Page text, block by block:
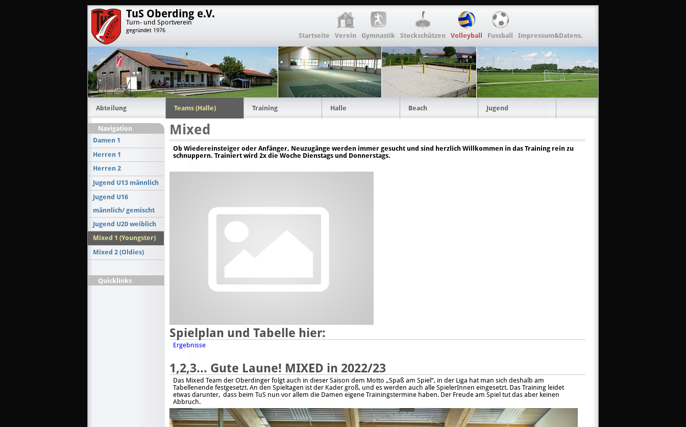
TuS Oberding e.V.
Turn- und Sportverein
gegründet 1976
Startseite Verein Gymnastik Stockschützen Volleyball Fussball Impressum&Datens.
Abteilung Teams (Halle) Training Halle Beach Jugend
Navigation
Damen 1
Herren 1
Herren 2
Jugend U13 männlich
Jugend U16
männlich/ gemischt
Jugend U20 weiblich
Mixed 1 (Youngster)
Mixed 2 (Oldies)
Quicklinks
Mixed
Ob Wiedereinsteiger oder Anfänger, Neuzugänge werden immer gesucht und sind herzlich Willkommen in das Training rein zu
schnuppern. Trainiert wird 2x die Woche Dienstags und Donnerstags.
Spielplan und Tabelle hier:
Ergebnisse
1,2,3... Gute Laune! MIXED in 2022/23
Das Mixed Team der Oberdinger folgt auch in dieser Saison dem Motto „Spaß am Spiel“, in der Liga hat man sich deshalb am
Tabellenende festgesetzt. An den Spieltagen ist der Kader groß, und es werden auch alle SpielerInnen eingesetzt. Das Training leidet
etwas darunter, dass beim TuS nun vor allem die Damen eigene Trainingstermine haben. Der Freude am Spiel tut das aber keinen
Abbruch.